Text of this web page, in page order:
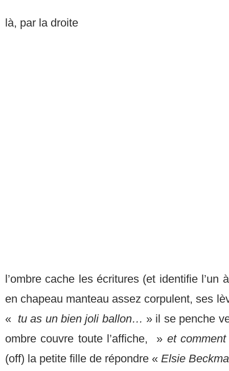
là, par la droite
l’ombre cache les écritures (et identifie l’un
en chapeau manteau assez corpulent, ses
« tu as un bien joli ballon… » il se penche
ombre couvre toute l’affiche, » et comment
(off) la petite fille de répondre « Elsie